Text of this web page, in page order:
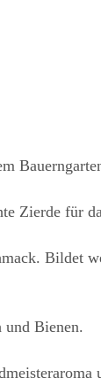
Zierde für
Bildet
Bienen.